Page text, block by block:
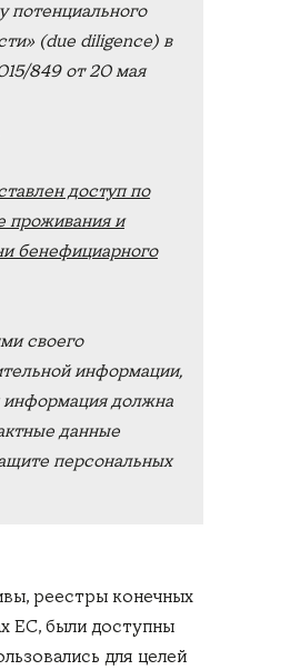
потенциального
(due diligence) в
849 от 20 мая
доступ по
проживания и
бенефициарного
своего
информации,
информация должна
данные
персональных
реестры конечных
ЕС, были доступны
для целей